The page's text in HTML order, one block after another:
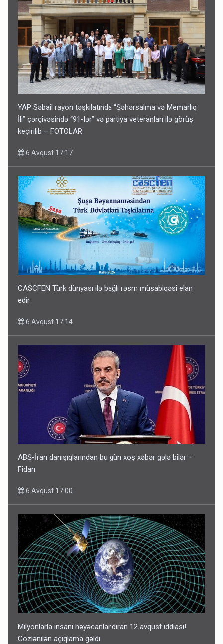
YAP Səbail rayon təşkilatında “Şəhərsalma və Memarlıq
İli” çərçivəsində “91-lər” və partiya veteranları ilə görüş
keçirilib – FOTOLAR
6 Avqust 17:17
CASCFEN Türk dünyası ilə bağlı rəsm müsabiqəsi elan
edir
6 Avqust 17:14
ABŞ-İran danışıqlarından bu gün xoş xəbər gələ bilər –
Fidan
6 Avqust 17:00
Milyonlarla insanı həyəcanlandıran 12 avqust iddiası!
Gözlənilən açıqlama gəldi